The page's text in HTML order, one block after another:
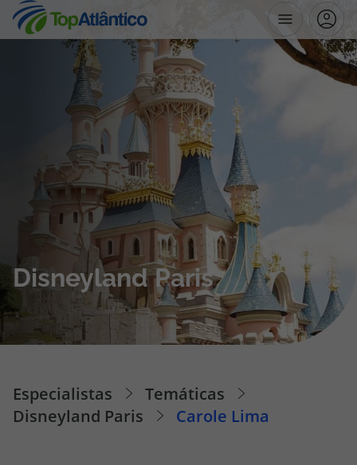
Destinos
Hotéis
Voos + Hotel
Pacotes de Férias
Disneyland ® Paris
Escapadinhas
Cruzeiros
Promoções
Disneyland Paris
Especialistas
Temáticas
Disneyland Paris
Carole Lima